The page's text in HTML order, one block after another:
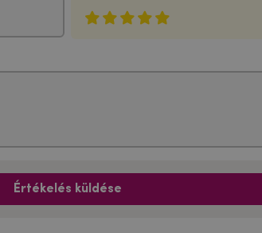
Értékelés küldése